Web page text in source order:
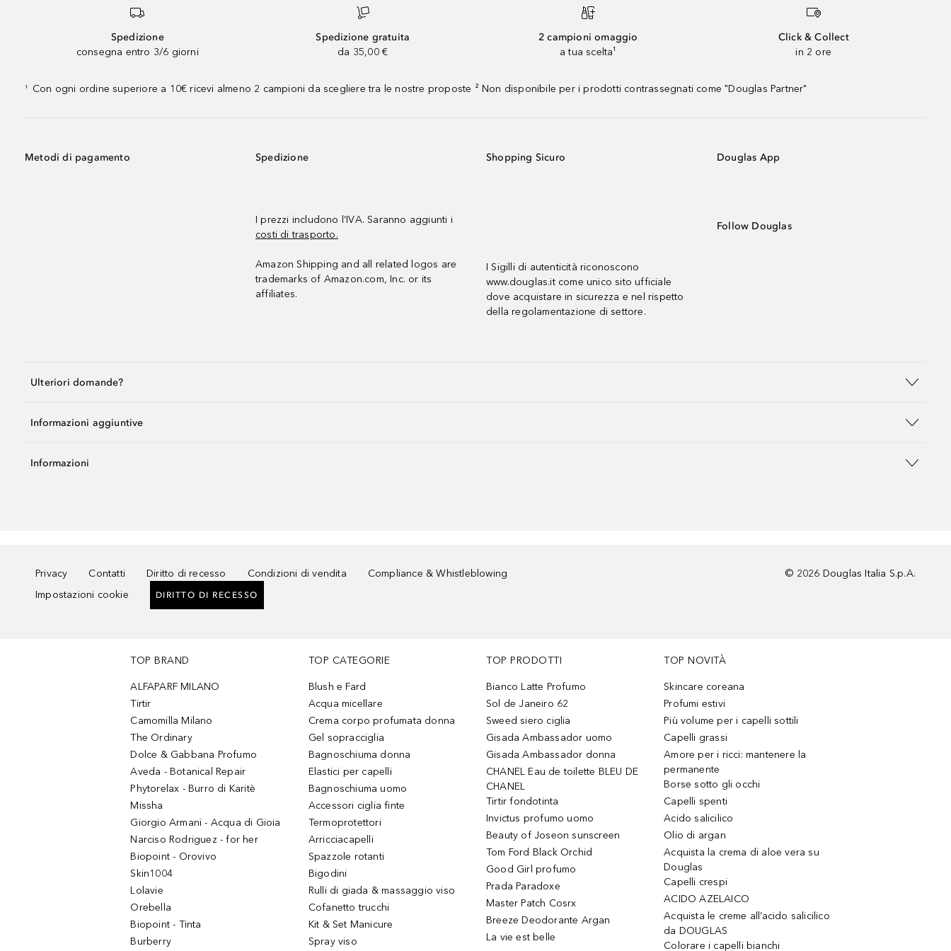
Spedizione
consegna entro 3/6 giorni
Spedizione gratuita
da 35,00 €
2 campioni omaggio
a tua scelta¹
Click & Collect
in 2 ore
¹ Con ogni ordine superiore a 10€ ricevi almeno 2 campioni da scegliere tra le nostre proposte ² Non disponibile per i prodotti contrassegnati come "Douglas Partner"
Metodi di pagamento Spedizione
I prezzi includono l’IVA. Saranno aggiunti i
costi di trasporto.
Amazon Shipping and all related logos are
trademarks of Amazon.com, Inc. or its
affiliates.
Shopping Sicuro
I Sigilli di autenticità riconoscono
www.douglas.it come unico sito ufficiale
dove acquistare in sicurezza e nel rispetto
della regolamentazione di settore.
Douglas App
Follow Douglas
Ulteriori domande?
Informazioni aggiuntive
Informazioni
Privacy Contatti Diritto di recesso Condizioni di vendita
Compliance & Whistleblowing
Impostazioni cookie
DIRITTO DI RECESSO
© 2026 Douglas Italia S.p.A.
TOP BRAND
ALFAPARF MILANO
Tirtir
Camomilla Milano
The Ordinary
Dolce & Gabbana Profumo
Aveda - Botanical Repair
Phytorelax - Burro di Karitè
Missha
Giorgio Armani - Acqua di Gioia
Narciso Rodriguez - for her
Biopoint - Orovivo
Skin1004
Lolavie
Orebella
Biopoint - Tinta
Burberry
TOP CATEGORIE
Blush e Fard
Acqua micellare
Crema corpo profumata donna
Gel sopracciglia
Bagnoschiuma donna
Elastici per capelli
Bagnoschiuma uomo
Accessori ciglia finte
Termoprotettori
Arricciacapelli
Spazzole rotanti
Bigodini
Rulli di giada & massaggio viso
Cofanetto trucchi
Kit & Set Manicure
Spray viso
TOP PRODOTTI
Bianco Latte Profumo
Sol de Janeiro 62
Sweed siero ciglia
Gisada Ambassador uomo
Gisada Ambassador donna
CHANEL Eau de toilette BLEU DE
CHANEL
Tirtir fondotinta
Invictus profumo uomo
Beauty of Joseon sunscreen
Tom Ford Black Orchid
Good Girl profumo
Prada Paradoxe
Master Patch Cosrx
Breeze Deodorante Argan
La vie est belle
TOP NOVITÀ
Skincare coreana
Profumi estivi
Più volume per i capelli sottili
Capelli grassi
Amore per i ricci: mantenere la
permanente
Borse sotto gli occhi
Capelli spenti
Acido salicilico
Olio di argan
Acquista la crema di aloe vera su
Douglas
Capelli crespi
ACIDO AZELAICO
Acquista le creme all’acido salicilico
da DOUGLAS
Colorare i capelli bianchi